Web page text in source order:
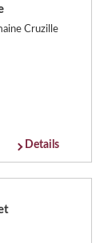
Cruzille
Details